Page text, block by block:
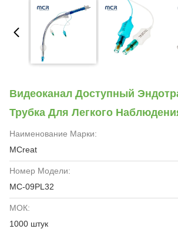
Видеоканал Доступный
Трубка Для Легкого
Наименование Марки:
MCreat
Номер Модели:
MC-09PL32
МОК:
1000 штук